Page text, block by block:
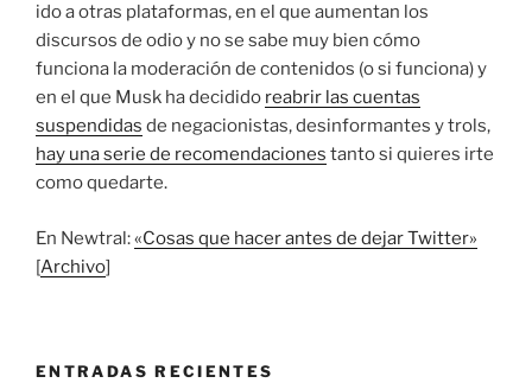
ido a otras plataformas, en el que aumentan los
discursos de odio y no se sabe muy bien cómo
funciona la moderación de contenidos (o si funciona) y
en el que Musk ha decidido reabrir las cuentas
suspendidas de negacionistas, desinformantes y trols,
hay una serie de recomendaciones tanto si quieres irte
como quedarte.
En Newtral:«Cosas que hacer antes de dejar Twitter»
[Archivo]
ENTRADAS RECIENTES